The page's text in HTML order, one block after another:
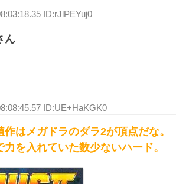
ID:rJlPEYuj0
ん
ID:UE+HaKGK0
はメガドラのダラ2が頂点だな。
を入れていた数少ないハード。